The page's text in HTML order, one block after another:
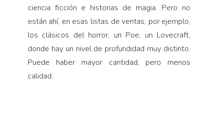
ciencia ficción e historias de magia. Pero no
están ahí, en esas listas de ventas, por ejemplo,
los clásicos del horror, un Poe, un Lovecraft,
donde hay un nivel de profundidad muy distinto.
Puede haber mayor cantidad, pero menos
calidad.